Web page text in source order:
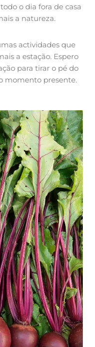
o dia fora de casa
a natureza.
actividades que
a estação. Espero
para tirar o pé do
momento presente.